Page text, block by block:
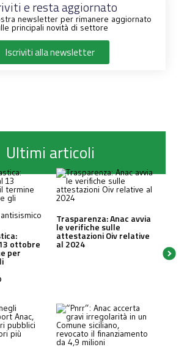
e resta aggiornato
newsletter per rimanere aggiornato
principali novità di settore
Iscriviti alla newsletter
Ultimi articoli
ottobre
per
Trasparenza: Anac avvia
le verifiche sulle
attestazioni Oiv relative
al 2024